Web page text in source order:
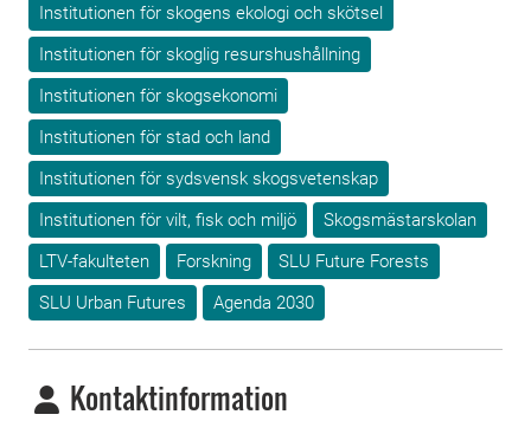
Institutionen för skogens ekologi och skötsel
Institutionen för skoglig resurshushållning
Institutionen för skogsekonomi
Institutionen för stad och land
Institutionen för sydsvensk skogsvetenskap
Institutionen för vilt, fisk och miljö
Skogsmästarskolan
LTV-fakulteten
Forskning
SLU Future Forests
SLU Urban Futures
Agenda 2030
Kontaktinformation